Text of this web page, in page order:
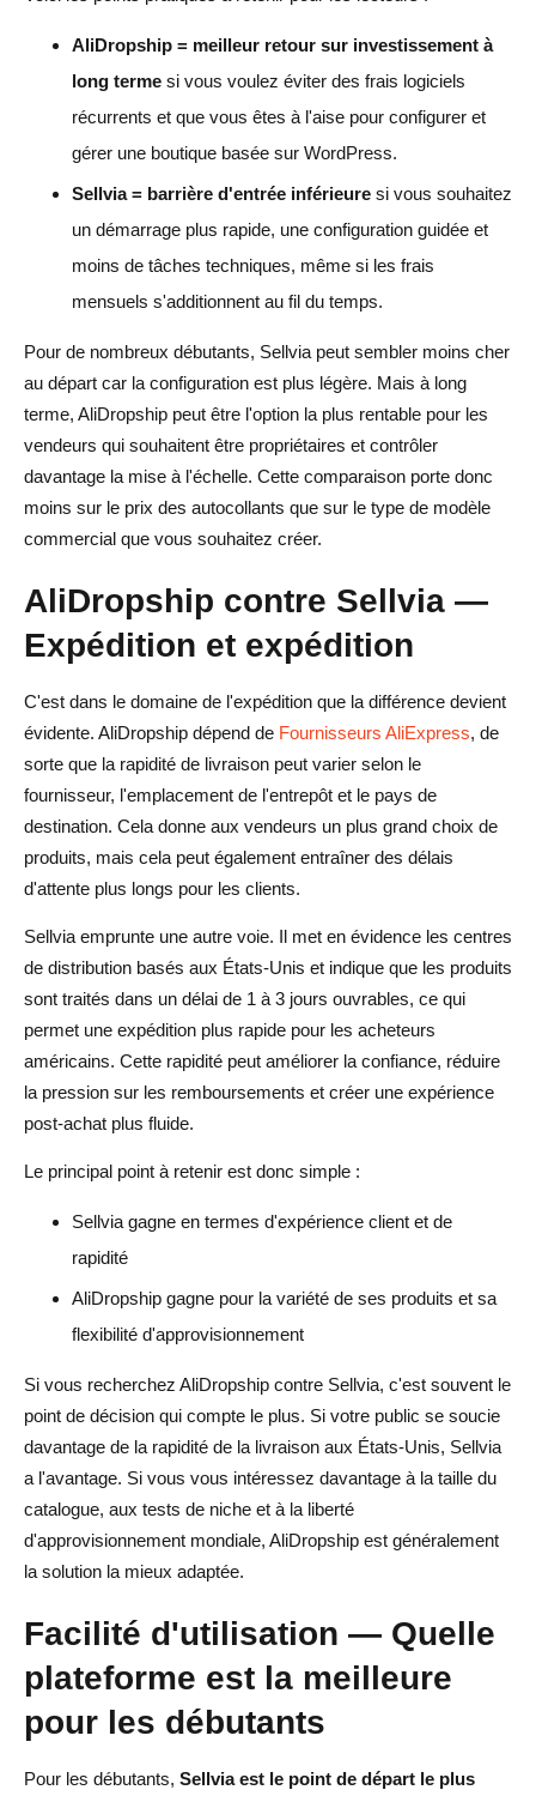
AliDropship = meilleur retour sur investissement à
long terme si vous voulez éviter des frais logiciels
récurrents et que vous êtes à l'aise pour configurer et
gérer une boutique basée sur WordPress.
Sellvia = barrière d'entrée inférieure si vous souhaitez
un démarrage plus rapide, une configuration guidée et
moins de tâches techniques, même si les frais
mensuels s'additionnent au fil du temps.
Pour de nombreux débutants, Sellvia peut sembler moins cher
au départ car la configuration est plus légère. Mais à long
terme, AliDropship peut être l'option la plus rentable pour les
vendeurs qui souhaitent être propriétaires et contrôler
davantage la mise à l'échelle. Cette comparaison porte donc
moins sur le prix des autocollants que sur le type de modèle
commercial que vous souhaitez créer.
AliDropship contre Sellvia —
Expédition et expédition
C'est dans le domaine de l'expédition que la différence devient
évidente. AliDropship dépend de Fournisseurs AliExpress, de
sorte que la rapidité de livraison peut varier selon le
fournisseur, l'emplacement de l'entrepôt et le pays de
destination. Cela donne aux vendeurs un plus grand choix de
produits, mais cela peut également entraîner des délais
d'attente plus longs pour les clients.
Sellvia emprunte une autre voie. Il met en évidence les centres
de distribution basés aux États-Unis et indique que les produits
sont traités dans un délai de 1 à 3 jours ouvrables, ce qui
permet une expédition plus rapide pour les acheteurs
américains. Cette rapidité peut améliorer la confiance, réduire
la pression sur les remboursements et créer une expérience
post-achat plus fluide.
Le principal point à retenir est donc simple :
Sellvia gagne en termes d'expérience client et de
rapidité
AliDropship gagne pour la variété de ses produits et sa
flexibilité d'approvisionnement
Si vous recherchez AliDropship contre Sellvia, c'est souvent le
point de décision qui compte le plus. Si votre public se soucie
davantage de la rapidité de la livraison aux États-Unis, Sellvia
a l'avantage. Si vous vous intéressez davantage à la taille du
catalogue, aux tests de niche et à la liberté
d'approvisionnement mondiale, AliDropship est généralement
la solution la mieux adaptée.
Facilité d'utilisation — Quelle
plateforme est la meilleure
pour les débutants
Pour les débutants, Sellvia est le point de départ le plus